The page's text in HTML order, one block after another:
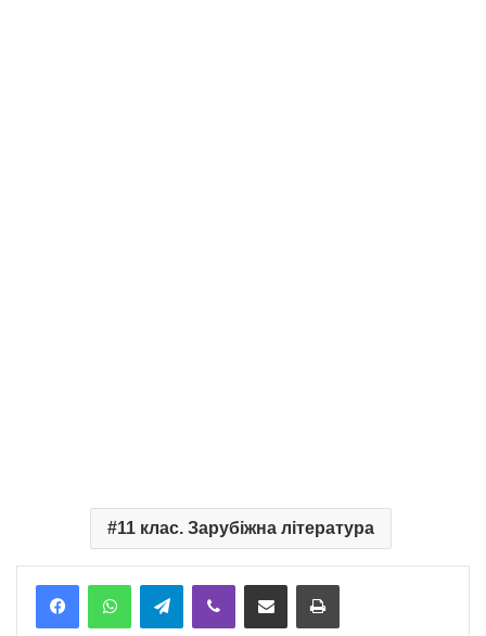
11 клас. Зарубіжна література
TelegramViber Надіслати електронною поштоюНадрукувати